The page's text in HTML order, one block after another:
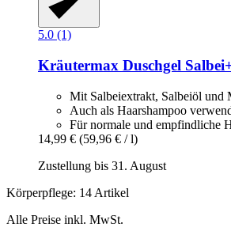
5.0 (1)
Kräutermax Duschgel
Mit Salbeiextrakt, Salbeiöl und
Auch als Haarshampoo
Für normale und empfindliche
14,99 € (59,96 € / l)
Zustellung bis 31. August
Körperpflege: 14 Artikel
Alle Preise inkl. MwSt.